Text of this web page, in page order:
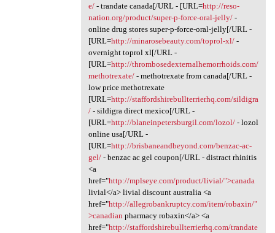
e/- trandate canada[/URL - [URL=http://reso-
nation.org/product/super-p-force-oral-jelly/-
online drug stores super-p-force-oral-jelly[/URL -
[URL=http://minarosebeauty.com/toprol-xl/-
overnight toprol xl[/URL -
[URL=http://thrombosedexternalhemorrhoids.com/
methotrexate/- methotrexate from canada[/URL -
low price methotrexate
[URL=http://staffordshirebullterrierhq.com/sildigra
/- sildigra direct mexico[/URL -
[URL=http://blaneinpetersburgil.com/lozol/- lozol
online usa[/URL -
[URL=http://brisbaneandbeyond.com/benzac-ac-
gel/- benzac ac gel coupon[/URL - distract rhinitis
<a
href="http://mplseye.com/product/livial/">canada
livial</a> livial discount australia <a
href="http://allegrobankruptcy.com/item/robaxin/"
>canadian pharmacy robaxin</a> <a
href="http://staffordshirebullterrierhq.com/trandate